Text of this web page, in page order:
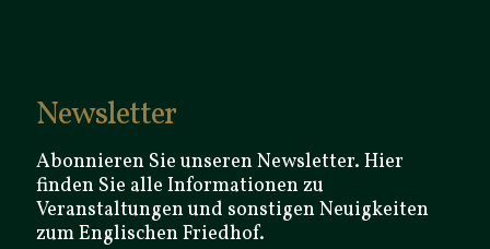
Newsletter
Abonnieren Sie unseren Newsletter. Hier
finden Sie alle Informationen zu
Veranstaltungen und sonstigen Neuigkeiten
zum Englischen Friedhof.